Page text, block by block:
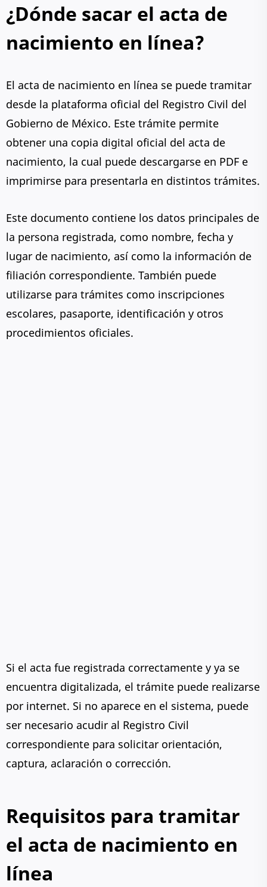
¿Dónde sacar el acta de
nacimiento en línea?
El acta de nacimiento en línea se puede tramitar
desde la plataforma oficial del Registro Civil del
Gobierno de México. Este trámite permite
obtener una copia digital oficial del acta de
nacimiento, la cual puede descargarse en PDF e
imprimirse para presentarla en distintos trámites.
Este documento contiene los datos principales de
la persona registrada, como nombre, fecha y
lugar de nacimiento, así como la información de
filiación correspondiente. También puede
utilizarse para trámites como inscripciones
escolares, pasaporte, identificación y otros
procedimientos oficiales.
Si el acta fue registrada correctamente y ya se
encuentra digitalizada, el trámite puede realizarse
por internet. Si no aparece en el sistema, puede
ser necesario acudir al Registro Civil
correspondiente para solicitar orientación,
captura, aclaración o corrección.
Requisitos para tramitar
el acta de nacimiento en
línea